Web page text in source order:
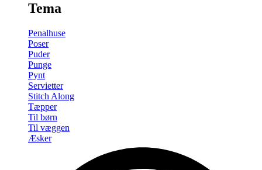
Tema
Penalhuse
Poser
Puder
Punge
Pynt
Servietter
Stitch Along
Tæpper
Til børn
Til væggen
Æsker